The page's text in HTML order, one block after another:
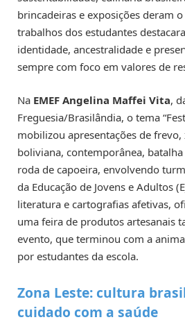
brincadeiras e exposições deram
trabalhos dos estudantes
identidade, ancestralidade e
sempre com foco em valores de
Na EMEF Angelina Maffei Vita,
Freguesia/Brasilândia, o tema
mobilizou apresentações de
boliviana, contemporânea,
roda de capoeira, envolvendo
da Educação de Jovens e Adultos
literatura e cartografias afetivas,
uma feira de produtos artesanais
evento, que terminou com a
por estudantes da escola.
Zona Leste: cultura
cuidado com a saúde